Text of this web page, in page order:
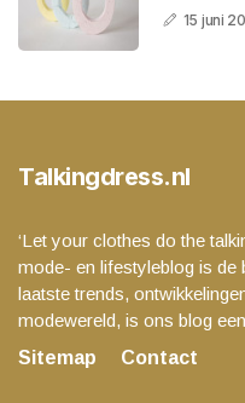
15 juni
Talkingdress.nl
‘Let your clothes do the
mode- en lifestyleblog is de
laatste trends,
modewereld, is ons blog
Sitemap
Contact